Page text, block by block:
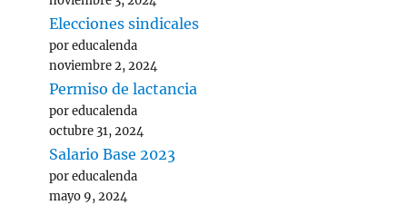
Elecciones sindicales
por educalenda
noviembre 2, 2024
Permiso de lactancia
por educalenda
octubre 31, 2024
Salario Base 2023
por educalenda
mayo 9, 2024